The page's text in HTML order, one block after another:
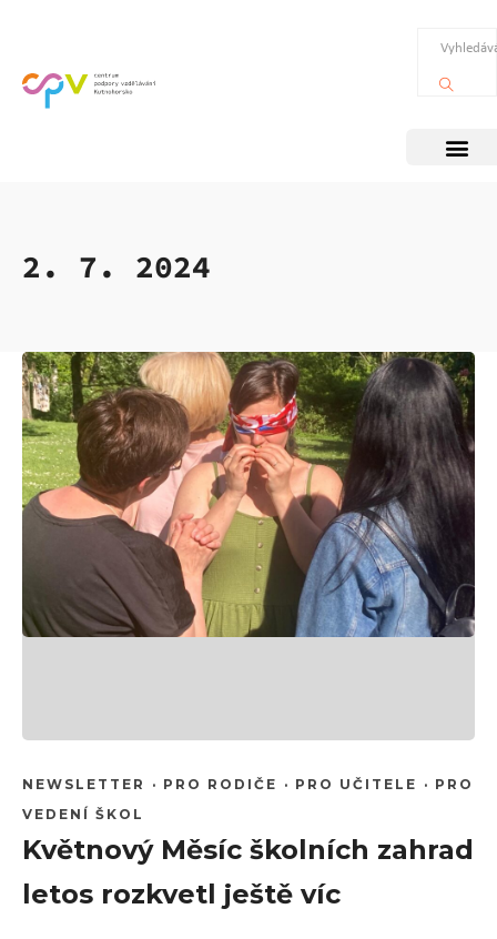
2. 7. 2024
NEWSLETTER · PRO RODIČE · PRO UČITELE · PRO
VEDENÍ ŠKOL
Květnový Měsíc školních zahrad
letos rozkvetl ještě víc